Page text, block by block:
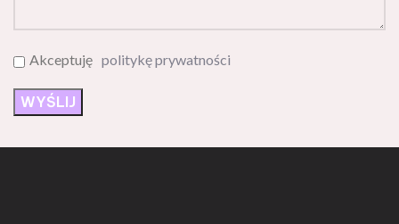
Akceptuję politykę prywatności